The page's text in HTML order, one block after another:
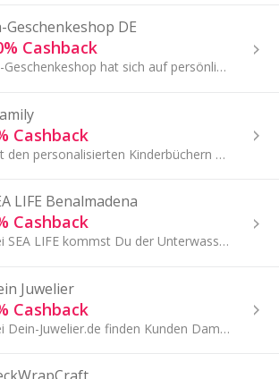
Geschenkeshop DE
Cashback
1a-Geschenkeshop hat sich auf persönliche, individuelle Geschenke spezialisiert. Fast jedes Produkt wird mit Namen, Wunschtext, Foto oder anderen indi
Cashback
Mit den personalisierten Kinderbüchern von Framily wird es abends im Bett oder an einem Regentag auf der Couch garantiert nicht langweilig,...
LIFE Benalmadena
Cashback
Bei SEA LIFE kommst Du der Unterwasserwelt ganz nah.
Juwelier
Cashback
Bei Dein-Juwelier.de finden Kunden Damen-, Herren- und Kinderschmuck, Accessoires und Uhren von lokalen Händlern aus ganz Deutschland.